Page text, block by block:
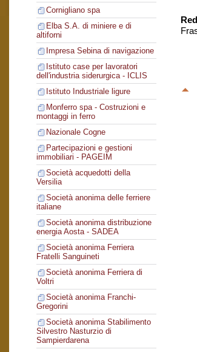
Cornigliano spa
Elba S.A. di miniere e di
altiforni
Impresa Sebina di navigazione
Istituto case per lavoratori
dell'industria siderurgica - ICLIS
Istituto Industriale ligure
Monferro spa - Costruzioni e
montaggi in ferro
Nazionale Cogne
Partecipazioni e gestioni
immobiliari - PAGEIM
Società acquedotti della
Versilia
Società anonima delle ferriere
italiane
Società anonima distribuzione
energia Aosta - SADEA
Società anonima Ferriera
Fratelli Sanguineti
Società anonima Ferriera di
Voltri
Società anonima Franchi-
Gregorini
Società anonima Stabilimento
Silvestro Nasturzio di
Sampierdarena